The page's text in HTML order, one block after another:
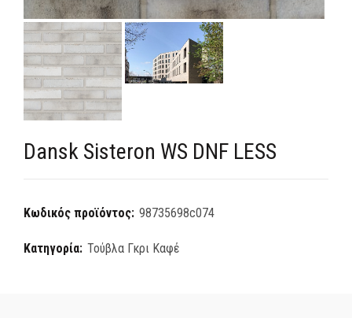
Dansk Sisteron WS DNF LESS
Κωδικός προϊόντος: 98735698c074
Κατηγορία: Τούβλα Γκρι Καφέ